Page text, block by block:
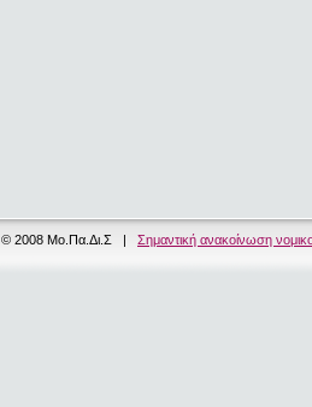
© 2008 Μο.Πα.Δι.Σ | Σημαντική ανακοίνωση